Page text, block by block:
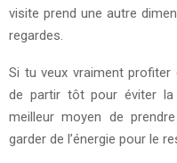
visite prend une autre
regardes.
Si tu veux vraiment
de partir tôt pour éviter la
meilleur moyen de
garder de l’énergie pour le